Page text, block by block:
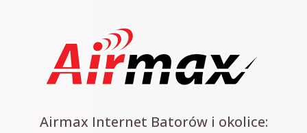
Airmax Internet Batorów i okolice: